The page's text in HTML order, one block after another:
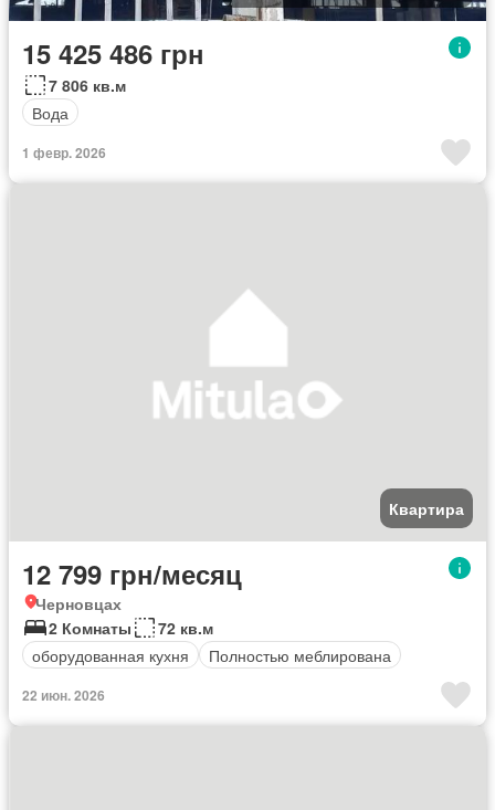
15 425 486 грн
7 806 кв.м
Вода
1 февр. 2026
Квартира
12 799 грн/месяц
Черновцах
2 Комнаты
72 кв.м
оборудованная кухня
Полностью меблирована
22 июн. 2026